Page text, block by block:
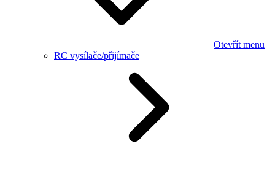
Otevřít menu
RC vysílače/přijímače